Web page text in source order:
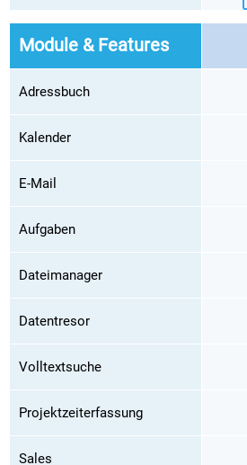
Module & Features
Adressbuch
Kalender
E-Mail
Aufgaben
Dateimanager
Datentresor
Volltextsuche
Projektzeiterfassung
Sales